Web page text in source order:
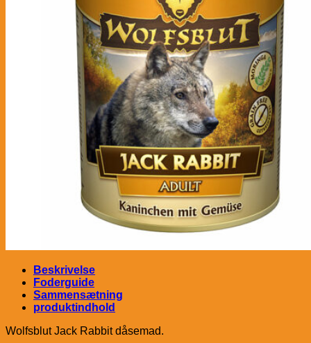
Beskrivelse
Foderguide
Sammensætning
produktindhold
Wolfsblut Jack Rabbit dåsemad.